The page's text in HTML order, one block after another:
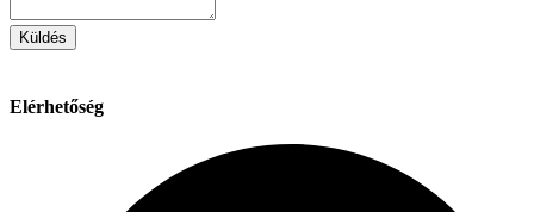
Küldés
Elérhetőség